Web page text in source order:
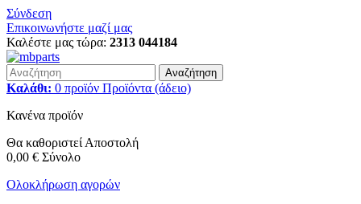
Σύνδεση
Επικοινωνήστε μαζί μας
Καλέστε μας τώρα: 2313 044184
Αναζήτηση
Καλάθι: 0 προϊόν Προϊόντα (άδειο)
Κανένα προϊόν
Θα καθοριστεί Αποστολή
0,00 € Σύνολο
Ολοκλήρωση αγορών